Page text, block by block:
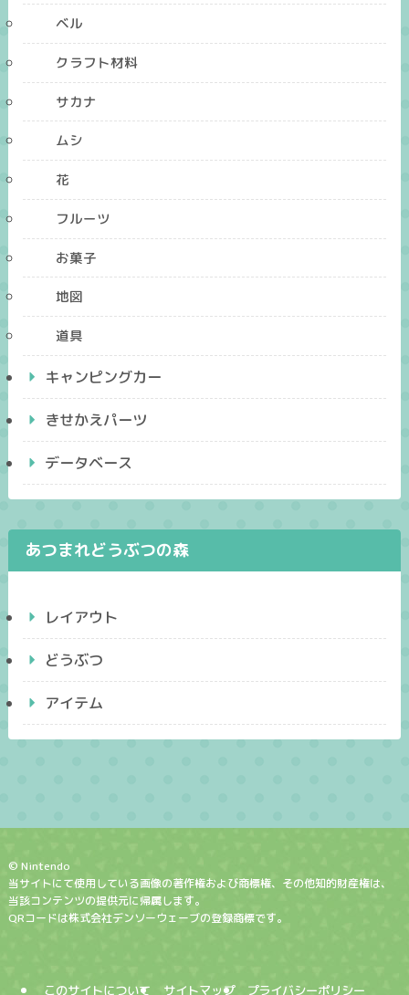
ベル
クラフト材料
サカナ
ムシ
花
フルーツ
お菓子
地図
道具
キャンピングカー
きせかえパーツ
データベース
あつまれどうぶつの森
レイアウト
どうぶつ
アイテム
© Nintendo
当サイトにて使用している画像の著作権および商標権、その他知的財産権は、
当該コンテンツの提供元に帰属します。
QRコードは株式会社デンソーウェーブの登録商標です。
このサイトについて サイトマップ プライバシーポリシー